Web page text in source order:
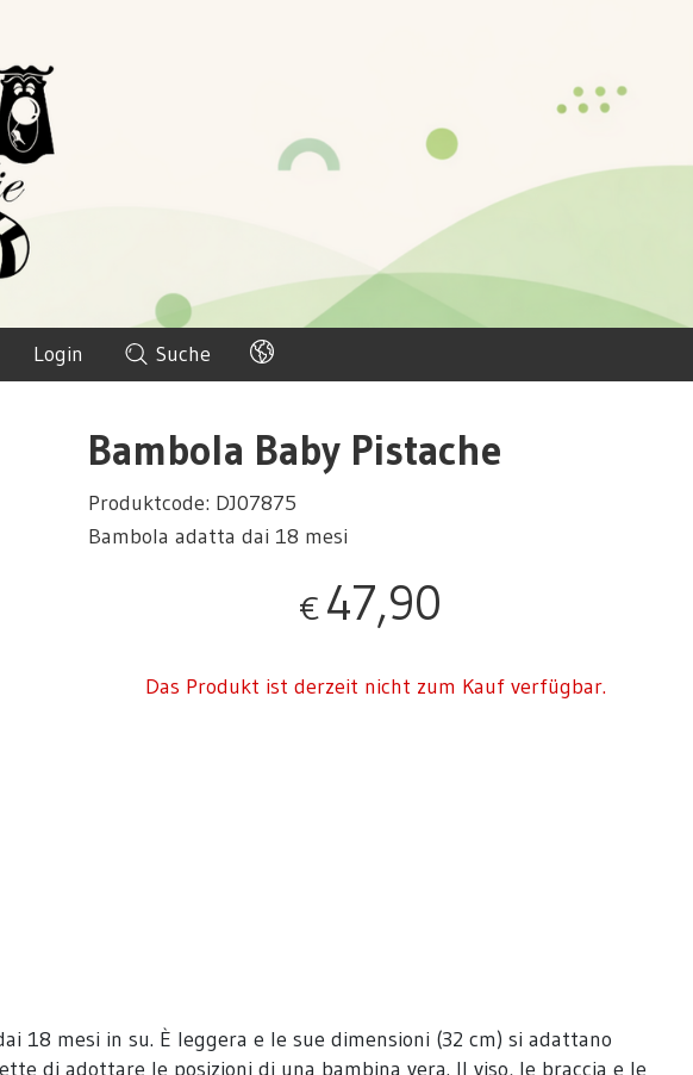
Login Suche
Bambola Baby Pistache
Produktcode: DJ07875
Bambola adatta dai 18 mesi
€ 47,90
Das Produkt ist derzeit nicht zum Kauf verfügbar.
18 mesi in su. È leggera e le sue dimensioni (32 cm) si adattano
di adottare le posizioni di una bambina vera. Il viso, le braccia e le